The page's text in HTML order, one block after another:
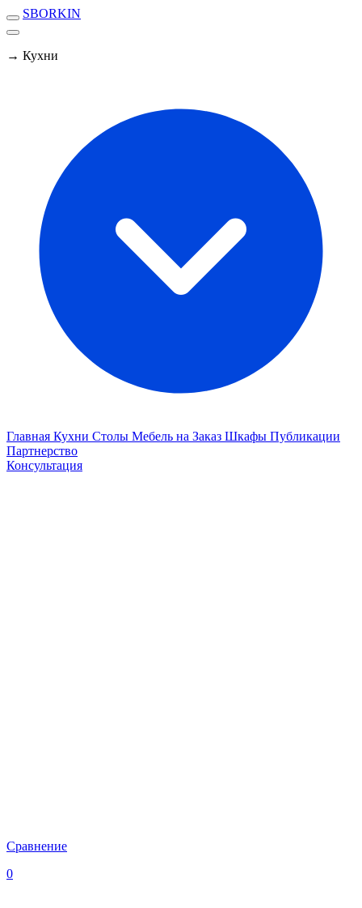
SBORKIN
→ Кухни
Главная Кухни Столы Мебель на Заказ Шкафы Публикации
Партнерство
Консультация
Сравнение
0